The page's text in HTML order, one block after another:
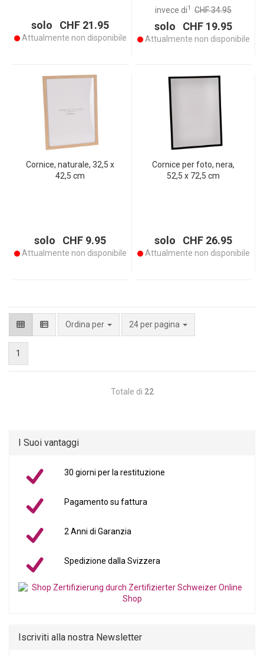
solo CHF 21.95
Attualmente non disponibile
invece di1 CHF 34.95
solo CHF 19.95
Attualmente non disponibile
Cornice, naturale, 32,5 x
42,5 cm
solo CHF 9.95
Attualmente non disponibile
Cornice per foto, nera,
52,5 x 72,5 cm
solo CHF 26.95
Attualmente non disponibile
Ordina per 24 per pagina
1
Totale di 22
I Suoi vantaggi
30 giorni per la restituzione
Pagamento su fattura
2 Anni di Garanzia
Spedizione dalla Svizzera
Iscriviti alla nostra Newsletter